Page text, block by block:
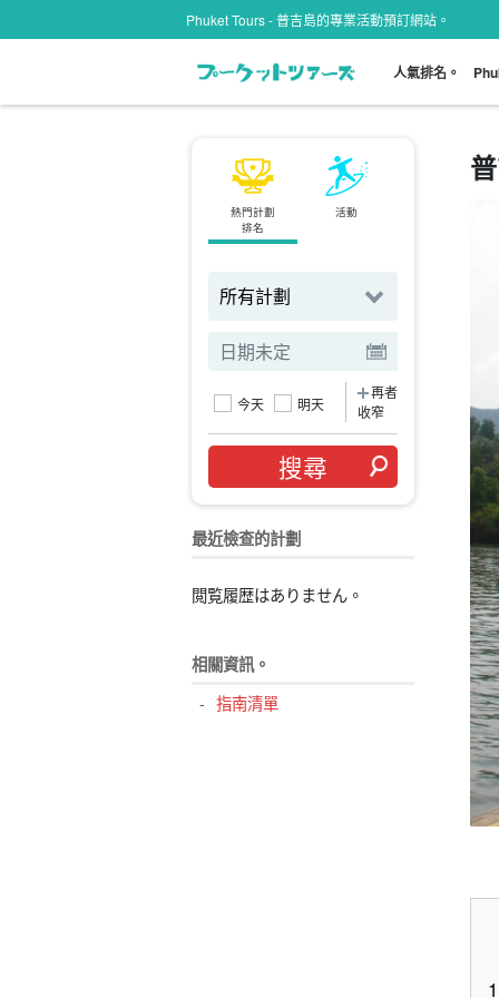
Phuket Tours - 普吉島的專業活動預訂網站。
人氣排名。
熱門計劃
排名
活動
今天 明天
再者
收窄
最近檢查的計劃
閲覧履歴はありません。
相關資訊。
指南清單